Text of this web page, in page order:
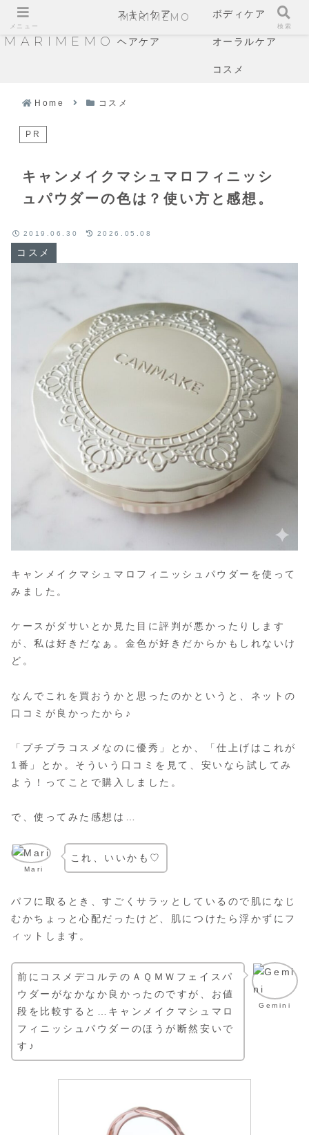
MARIMEMO
スキンケア ボディケア
ヘアケア オーラルケア
コスメ
Home コスメ
PR
キャンメイクマシュマロフィニッシ
ュパウダーの色は？使い方と感想。
コスメ
2019.06.30 2026.05.08
キャンメイクマシュマロフィニッシュパウダーを使って
みました。
ケースがダサいとか見た目に評判が悪かったりします
が、私は好きだなぁ。金色が好きだからかもしれないけ
ど。
なんでこれを買おうかと思ったのかというと、ネットの
口コミが良かったから♪
「プチプラコスメなのに優秀」とか、「仕上げはこれが
1番」とか。そういう口コミを見て、安いなら試してみ
よう！ってことで購入しました。
で、使ってみた感想は…
Mari
これ、いいかも♡
パフに取るとき、すごくサラッとしているので肌になじ
むかちょっと心配だったけど、肌につけたら浮かずにフ
ィットします。
Gemini
前にコスメデコルテのＡＱＭＷフェイスパ
ウダーがなかなか良かったのですが、お値
段を比較すると…キャンメイクマシュマロ
フィニッシュパウダーのほうが断然安いで
す♪
メニュー
MARIMEMO
検索